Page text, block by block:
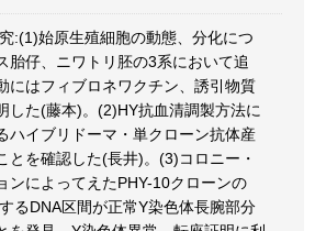
:(1)始原生殖細胞の動態、分化につ
胎仔、ニワトリ胚の3系において追
にはフィブロネワクチン、誘引物質
した(藤本)。(2)HY抗血清調製方法に
ハイブリドーマ・単クローン抗体産
とを確認した(長井)。(3)コロニー・
ンによってえたPHY-10クローンの
るDNA区間が正常Y染色体長腕部分